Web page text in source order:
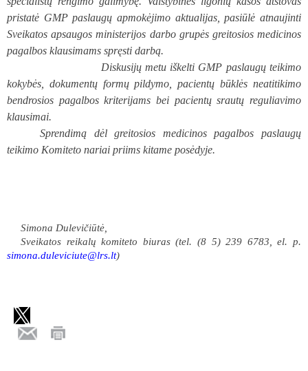
pristatė GMP paslaugų apmokėjimo aktualijas, pasiūlė atnaujinti
Sveikatos apsaugos ministerijos darbo grupės greitosios medicinos
pagalbos klausimams spręsti darbą.
Diskusijų metu iškelti GMP paslaugų teikimo
kokybės, dokumentų formų pildymo, pacientų būklės neatitikimo
bendrosios pagalbos kriterijams bei pacientų srautų reguliavimo
klausimai.
Sprendimą dėl greitosios medicinos pagalbos paslaugų
teikimo Komiteto nariai priims kitame posėdyje.
Simona Dulevičiūtė,
Sveikatos reikalų komiteto biuras (tel. (8 5) 239 6783, el. p.
simona.duleviciute@lrs.lt)